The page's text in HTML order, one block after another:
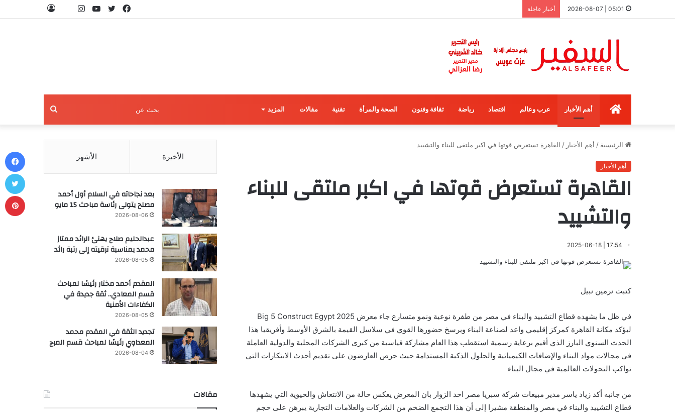
أخبار عاجلة threadsانستقرام يوتيوب تويتر
فيسبوك
الرئيسيةأهم الأخبار عرب وعالم اقتصاد رياضة ثقافة وفنون الصحة والمرأة تقنية مقالات المزيد
عن
الرئيسية / أهم الأخبار / القاهرة تستعرض قوتها في اكبر ملتقى للبناء والتشييد
أهم الأخبار
القاهرة تستعرض قوتها في اكبر ملتقى للبناء
والتشييد
كتبت نرمين نبيل
في ظل ما يشهده قطاع التشييد والبناء في مصر من طفرة نوعية ونمو متسارع جاء معرض Big 5 Construct Egypt 2025
ليؤكد مكانة القاهرة كمركز إقليمي واعد لصناعة البناء ويرسخ حضورها القوي في سلاسل القيمة بالشرق الأوسط وأفريقيا هذا
الحدث السنوي البارز الذي أقيم برعاية رسمية استقطب هذا العام مشاركة قياسية من كبرى الشركات المحلية والدولية العاملة
في مجالات مواد البناء والإضافات الكيميائية والحلول الذكية المستدامة حيث حرص العارضون على تقديم أحدث الابتكارات التي
تواكب التحولات العالمية في مجال البناء
من جانبه أكد زياد ياسر مدير مبيعات شركة سبريا مصر احد الزوار بان المعرض يعكس حالة من الانتعاش والحيوية التي يشهدها
قطاع التشييد والبناء في مصر والمنطقة مشيرا إلى أن هذا التجمع الضخم من الشركات والعلامات التجارية يبرهن على حجم
الأخيرة الأشهر
بعد نجاحاته في السلام أول أحمد
مصلح يتولى رئاسة مباحث 15 مايو
2026-08-06
عبدالحليم صلاح يهنئ الرائد ممتاز
محمد بمناسبة ترقيته إلى رتبة رائد
2026-08-05
المقدم أحمد مختار رئيسًا لمباحث
قسم المعادي.. ثقة جديدة في
الكفاءات الأمنية
2026-08-05
تجديد الثقة في المقدم محمد
المعداوي رئيسًا لمباحث قسم المرج
2026-08-04
مقالات